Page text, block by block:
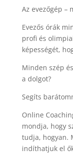
Az evezőgép –
Evezős órák
profi és
képességét,
Minden szép
a dolgot?
Segíts
Online
mondja, hogy
tudja, hogyan.
indíthatjuk el